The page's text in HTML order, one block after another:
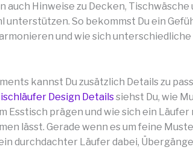
auch Hinweise zu Decken, Tischwäsche
unterstützen. So bekommst Du ein
und wie sich unterschiedliche
kannst Du zusätzlich Details zu
Design Detailssiehst Du, wie
Esstisch prägen und wie sich ein Läufer
lässt. Gerade wenn es um feine
durchdachter Läufer dabei, Übergänge